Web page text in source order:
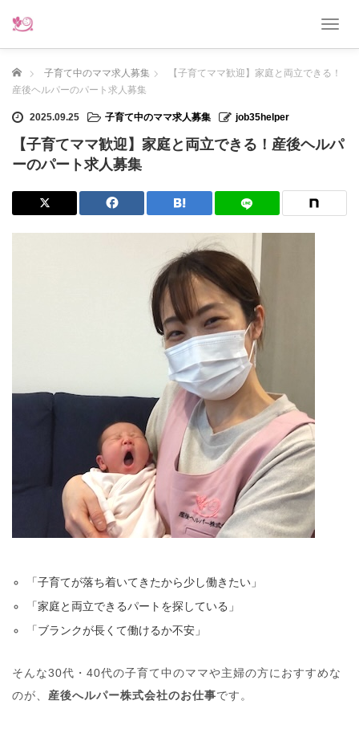
T
g
a
t
ホーム 子育て中のママ求人募集
【子育てママ歓迎】家庭と両立できる！
産後ヘルパーのパート求人募集
2025.09.25 子育て中のママ求人募集 job35helper
【子育てママ歓迎】家庭と両立できる！産後ヘルパ
ーのパート求人募集
「子育てが落ち着いてきたから少し働きたい」
「家庭と両立できるパートを探している」
「ブランクが長くて働けるか不安」
そんな30代・40代の子育て中のママや主婦の方におすすめな
のが、 産後へルパー株式会社のお仕事です。